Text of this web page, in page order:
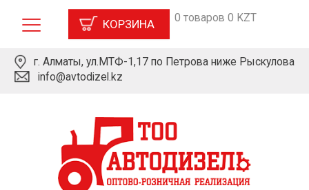
КОРЗИНА 0 товаров 0 KZT
г. Алматы, ул.МТФ-1,17 по Петрова ниже Рыскулова
info@avtodizel.kz